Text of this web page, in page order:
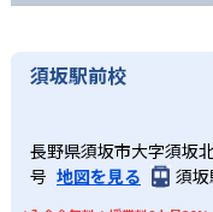
須坂駅前校
長野県須坂市大字須坂
号 地図を見る 須坂